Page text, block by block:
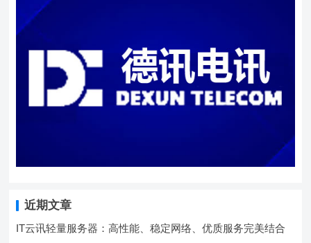
近期文章
IT云讯轻量服务器：高性能、稳定网络、优质服务完美结合